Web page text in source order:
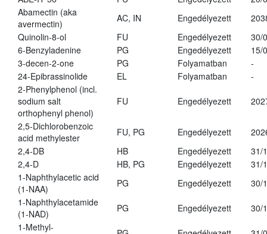
Abamectin (aka
avermectin)
AC, IN Engedélyezett
Quinolin-8-ol
FU Engedélyezett
30/
6-Benzyladenine
PG Engedélyezett
15/
3-decen-2-one
PG Folyamatban
-
24-Epibrassinolide
EL Folyamatban
-
2-Phenylphenol (incl.
sodium salt
orthophenyl phenol)
FU Engedélyezett
2,5-Dichlorobenzoic
acid methylester
FU, PG Engedélyezett
2,4-DB
HB Engedélyezett
31/
2,4-D
HB, PG Engedélyezett
31/
1-Naphthylacetic acid
(1-NAA)
PG Engedélyezett
30/
1-Naphthylacetamide
(1-NAD)
PG Engedélyezett
30/
1-Methyl-